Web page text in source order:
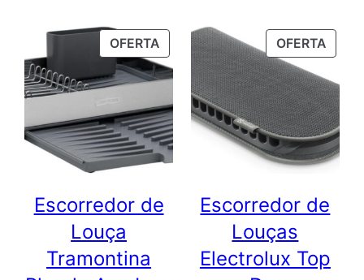
R$ 159,00.R$
OFERTAPRODUTO
EM
PROMOÇÃO
Escorredor de
Louça
Tramontina
OFERTA
EM
Escorredor de
Louças
Electrolux Top